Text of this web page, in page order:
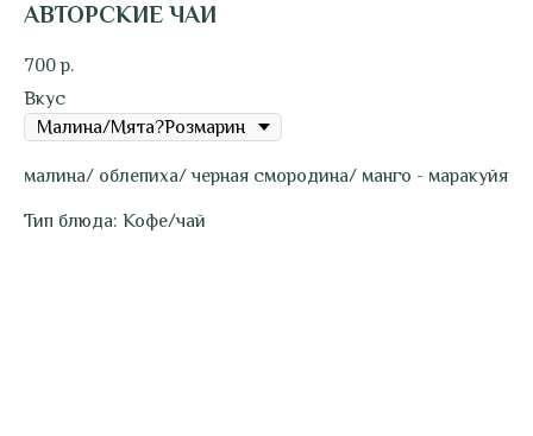
АВТОРСКИЕ ЧАИ
700 р.
Вкус
малина/ облепиха/ черная смородина/ манго - маракуйя
Тип блюда: Кофе/чай